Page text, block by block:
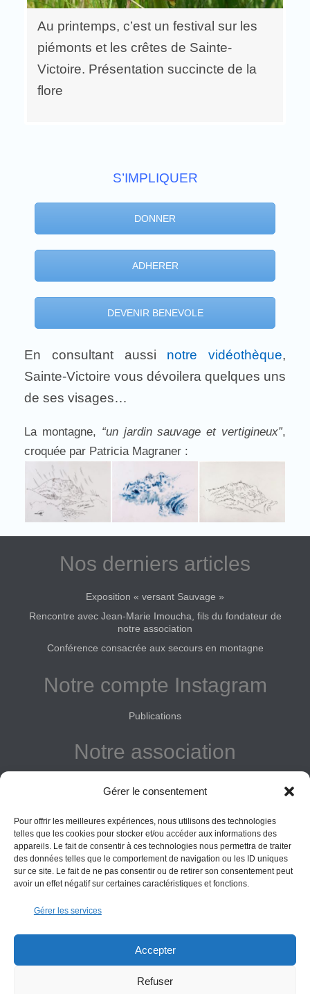
Gérer le consentement
Pour offrir les meilleures expériences, nous utilisons des technologies
telles que les cookies pour stocker et/ou accéder aux informations des
appareils. Le fait de consentir à ces technologies nous permettra de traiter
des données telles que le comportement de navigation ou les ID uniques
sur ce site. Le fait de ne pas consentir ou de retirer son consentement peut
avoir un effet négatif sur certaines caractéristiques et fonctions.
Gérer les services
Accepter
Refuser
Au printemps, c’est un festival sur les
piémonts et les crêtes de Sainte-
Victoire. Présentation succincte de la
flore
S’IMPLIQUER
DONNER
ADHERER
DEVENIR BENEVOLE
En consultant aussi notre vidéothèque,
Sainte-Victoire vous dévoilera quelques uns
de ses visages…
La montagne, “un jardin sauvage et vertigineux”,
croquée par Patricia Magraner :
Nos derniers articles
Exposition « versant Sauvage »
Rencontre avec Jean-Marie Imoucha, fils du fondateur de
notre association
Conférence consacrée aux secours en montagne
Notre compte Instagram
Publications
Notre association
Donner
Vos obligations
informations données sur ce site le sont à titre indicatif et la
ne saurait être engagée. Il appartient au visiteur de suivre